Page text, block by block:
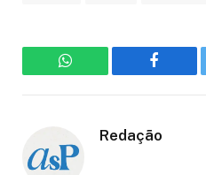
WhatsApp
Redação